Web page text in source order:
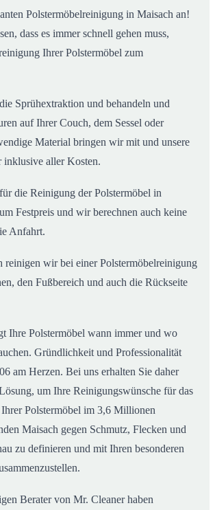
Polstermöbelreinigung in Maisach an!
dass es immer schnell gehen muss,
Ihrer Polstermöbel zum
Sprühextraktion und behandeln und
auf Ihrer Couch, dem Sessel oder
Material bringen wir mit und unsere
inklusive aller Kosten.
die Reinigung der Polstermöbel in
Festpreis und wir berechnen auch keine
Anfahrt.
reinigen wir bei einer Polstermöbelreinigung
den Fußbereich und auch die Rückseite
Ihre Polstermöbel wann immer und wo
Gründlichkeit und Professionalität
am Herzen. Bei uns erhalten Sie daher
um Ihre Reinigungswünsche für das
Polstermöbel im 3,6 Millionen
Maisach gegen Schmutz, Flecken und
zu definieren und mit Ihren besonderen
Berater von Mr. Cleaner haben